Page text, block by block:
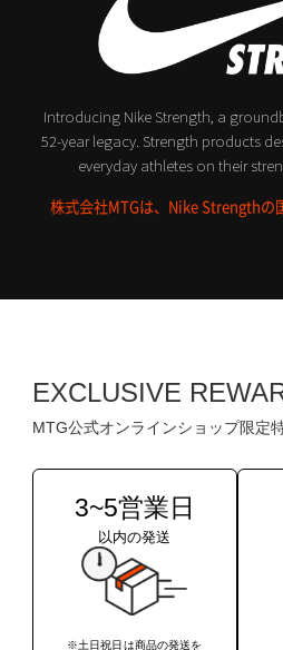
Introducing Nike Strength, a
52-year legacy. Strength products
everyday athletes on their
株式会社MTGは、Nike Strengthの
EXCLUSIVE
MTG公式オンラインショップ限定
3~5営業日
以内の発送
※土日祝日は商品の発送を